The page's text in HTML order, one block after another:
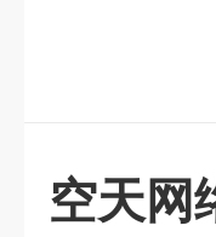
空天网